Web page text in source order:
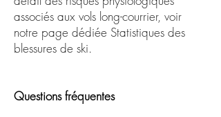
associés aux vols long-courrier, voir
notre page dédiée Statistiques des
blessures de ski.
Questions fréquentes